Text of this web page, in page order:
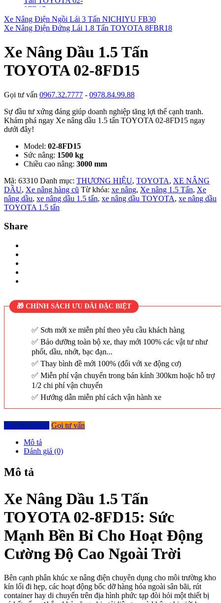
Xe Nâng Điện Ngồi Lái 3 Tấn NICHIYU FB30
Xe Nâng Điện Đứng Lái 1.8 Tấn TOYOTA 8FBR18
Xe Nâng Dầu 1.5 Tấn
TOYOTA 02-8FD15
Gọi tư vấn 0967.32.7777 - 0978.84.99.88
Sự đầu tư xứng đáng giúp doanh nghiệp tăng lợi thế cạnh tranh.
Khám phá ngay Xe nâng dầu 1.5 tấn TOYOTA 02-8FD15 ngay
dưới đây!
Model: 02-8FD15
Sức nâng: 1500 kg
Chiều cao nâng: 3000 mm
Mã: 63310 Danh mục: THƯƠNG HIỆU, TOYOTA, XE NÂNG
DẦU, Xe nâng hàng cũ Từ khóa: xe nâng, Xe nâng 1.5 Tấn, Xe
nâng dầu, xe nâng dầu 1.5 tấn, xe nâng dầu TOYOTA, xe nâng dầu
TOYOTA 1.5 tấn
Share
🎁 CHÍNH SÁCH ƯU ĐÃI ĐẶC BIỆT
Sơn mới xe miễn phí theo yêu cầu khách hàng
Bảo dưỡng toàn bộ xe, thay mới 100% các vật tư như
phốt, dầu, nhớt, bạc đạn...
Thay bình đề mới 100% (đối với xe động cơ)
Miễn phí vận chuyển trong bán kính 300km hoặc hỗ trợ
1/2 chi phí vận chuyển
Hướng dẫn miễn phí cách vận hành xe
Báo giá nhanh Gọi tư vấn
Mô tả
Đánh giá (0)
Mô tả
Xe Nâng Dầu 1.5 Tấn
TOYOTA 02-8FD15: Sức
Mạnh Bền Bỉ Cho Hoạt Động
Cường Độ Cao Ngoài Trời
Bên cạnh phân khúc xe nâng điện chuyên dụng cho môi trường kho
kín lối đi hẹp, các hoạt động bốc dỡ hàng hóa ngoài sân bãi, rút
container hay di chuyển trên địa hình phức tạp đòi hỏi một thiết bị